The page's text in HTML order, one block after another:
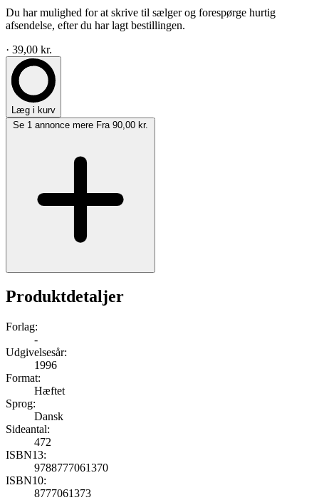
Du har mulighed for at skrive til sælger og forespørge hurtig
afsendelse, efter du har lagt bestillingen.
· 39,00 kr.
Læg i kurv
Se 1 annonce mere Fra 90,00 kr.
Produktdetaljer
Forlag:
-
Udgivelsesår:
1996
Format:
Hæftet
Sprog:
Dansk
Sideantal:
472
ISBN13:
9788777061370
ISBN10:
8777061373